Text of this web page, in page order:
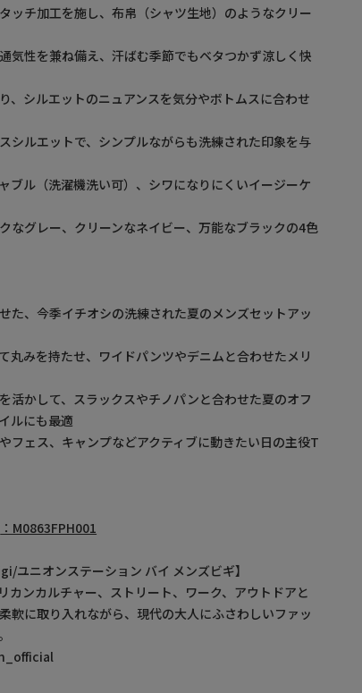
ッチ加工を施し、布帛（シャツ生地）のようなクリー
気性を兼ね備え、汗ばむ季節でもベタつかず涼しく快
、シルエットのニュアンスを気分やボトムスに合わせ
シルエットで、シンプルながらも洗練された印象を与
ブル（洗濯機洗い可）、シワになりにくいイージーケ
なグレー、クリーンなネイビー、万能なブラックの4色
た、今季イチオシの洗練された夏のメンズセットアッ
丸みを持たせ、ワイドパンツやデニムと合わせたメリ
活かして、スラックスやチノパンと合わせた夏のオフ
ルにも最適
フェス、キャンプなどアクティブに動きたい日の主役T
：M0863FPH001
ユニオンステーション バイ メンズビギ】
カンカルチャー、ストリート、ワーク、アウトドアと
軟に取り入れながら、現代の大人にふさわしいファッ